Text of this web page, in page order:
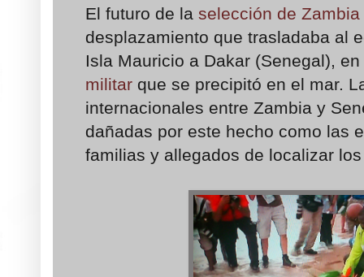
El futuro de la selección de Zambia
desplazamiento que trasladaba al
Isla Mauricio a Dakar (Senegal),
militar que se precipitó en el mar.
internacionales entre Zambia y
dañadas por este hecho como las
familias y allegados de localizar